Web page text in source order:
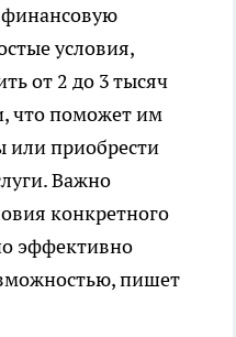
условия,
от 2 до 3 тысяч
что поможет им
или приобрести
Важно
конкретного
эффективно
пишет